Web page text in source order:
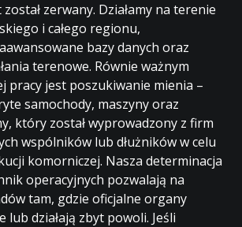
zerwany. Działamy na terenie
i całego regionu,
bazy danych oraz
terenowe. Równie ważnym
pracy jest poszukiwanie mienia –
samochody, maszyny oraz
który został wyprowadzony z firm
wspólników lub dłużników w celu
komorniczej. Nasza determinacja
operacyjnych pozwalają na
tam, gdzie oficjalne organy
lub działają zbyt powoli. Jeśli